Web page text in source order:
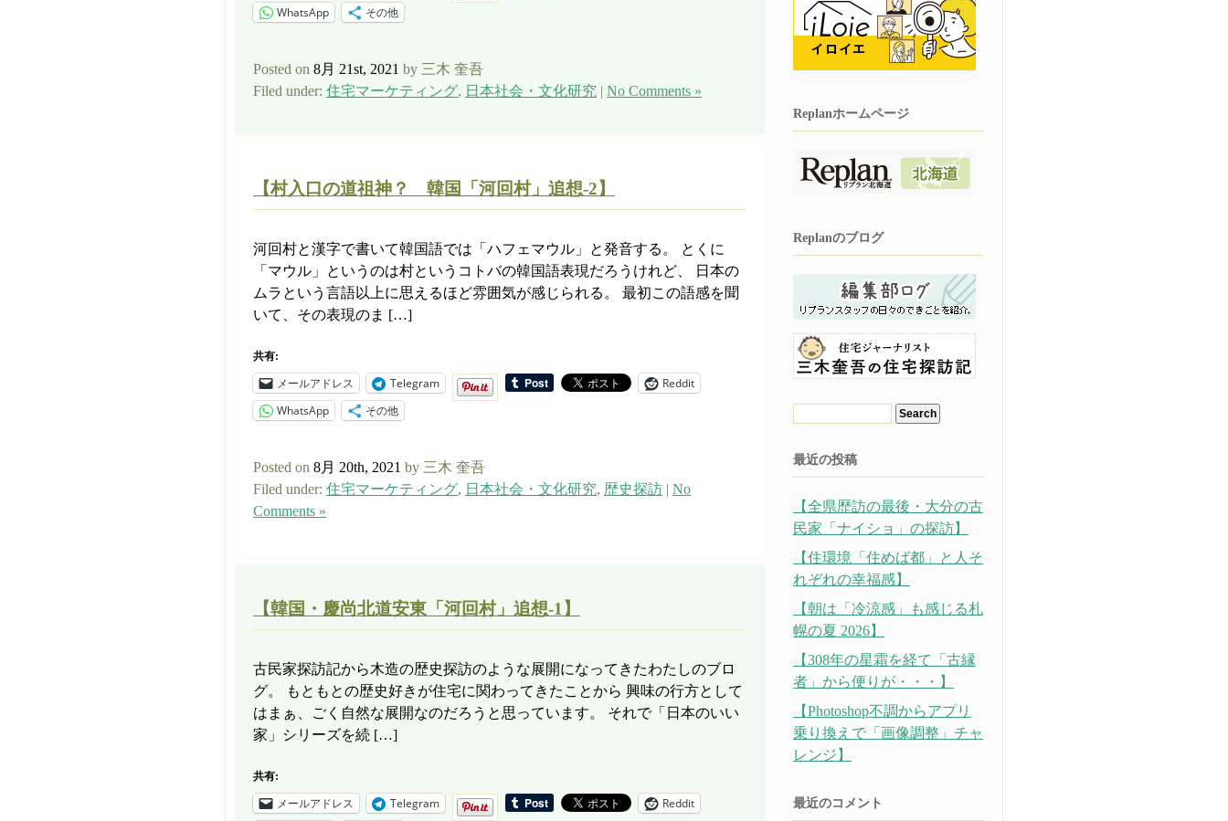
WhatsApp
その他
Posted on 8月 21st, 2021 by 三木 奎吾
Filed under: 住宅マーケティング, 日本社会・文化研究 | No Comments »
【村入口の道祖神？ 韓国「河回村」追想-2】
河回村と漢字で書いて韓国語では「ハフェマウル」と発音する。 とくに
「マウル」というのは村というコトバの韓国語表現だろうけれど、 日本の
ムラという言語以上に思えるほど雰囲気が感じられる。 最初この語感を聞
いて、その表現のま […]
共有:
メールアドレス Telegram
Reddit
WhatsApp
その他
Posted on 8月 20th, 2021 by 三木 奎吾
Filed under: 住宅マーケティング, 日本社会・文化研究, 歴史探訪 | No
Comments »
【韓国・慶尚北道安東「河回村」追想-1】
古民家探訪記から木造の歴史探訪のような展開になってきたわたしのブロ
グ。 もともとの歴史好きが住宅に関わってきたことから 興味の行方として
はまぁ、ごく自然な展開なのだろうと思っています。 それで「日本のいい
家」シリーズを続 […]
共有:
メールアドレス Telegram
Reddit
Replanホームページ
Replanのブログ
最近の投稿
【全県歴訪の最後・大分の古
民家「ナイショ」の探訪】
【住環境「住めば都」と人そ
れぞれの幸福感】
【朝は「冷涼感」も感じる札
幌の夏 2026】
【308年の星霜を経て「古縁
者」から便りが・・・】
【Photoshop不調からアプリ
乗り換えで「画像調整」チャ
レンジ】
最近のコメント